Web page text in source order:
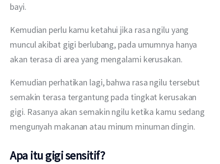
bayi.
Kemudian perlu kamu ketahui jika rasa ngilu yang
muncul akibat gigi berlubang, pada umumnya hanya
akan terasa di area yang mengalami kerusakan.
Kemudian perhatikan lagi, bahwa rasa ngilu tersebut
semakin terasa tergantung pada tingkat kerusakan
gigi. Rasanya akan semakin ngilu ketika kamu sedang
mengunyah makanan atau minum minuman dingin.
Apa itu gigi sensitif?